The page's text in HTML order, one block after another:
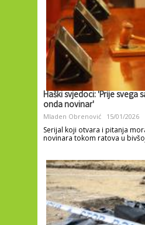
Haški svjedoci: 'Prije svega
onda novinar'
Mladen Obrenović 15/01/2026
Serijal koji otvara i pitanja
novinara tokom ratova u